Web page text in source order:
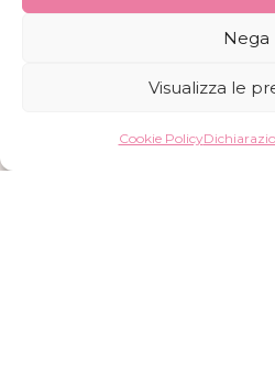
Nega
Visualizza le
Cookie Policy